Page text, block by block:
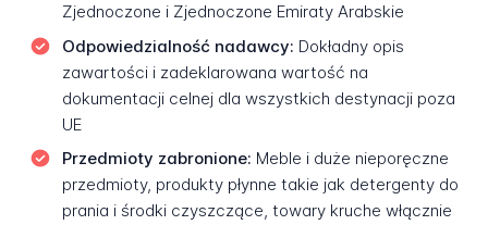
Zjednoczone i Zjednoczone Emiraty Arabskie
Odpowiedzialność nadawcy: Dokładny opis
zawartości i zadeklarowana wartość na
dokumentacji celnej dla wszystkich destynacji poza
UE
Przedmioty zabronione: Meble i duże nieporęczne
przedmioty, produkty płynne takie jak detergenty do
prania i środki czyszczące, towary kruche włącznie